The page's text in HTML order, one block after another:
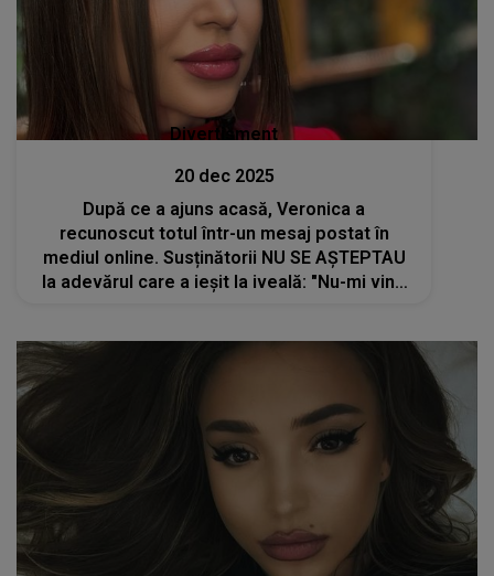
Divertisment
20 dec 2025
După ce a ajuns acasă, Veronica a
recunoscut totul într-un mesaj postat în
mediul online. Susținătorii NU SE AȘTEPTAU
la adevărul care a ieșit la iveală: "Nu-mi vine